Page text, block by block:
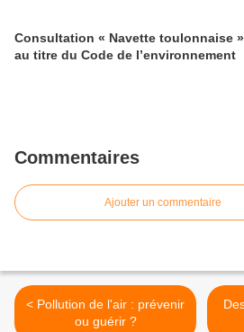
Consultation « Navette toulonnaise »
au titre du Code de l’environnement
Commentaires
Ajouter un commentaire
< Pollution de l'air : prévenir
ou guérir ?